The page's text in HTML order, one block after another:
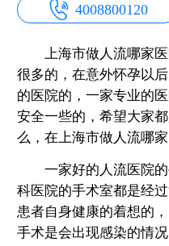
4008800120
上海市做人流哪家医
很多的，在意外怀孕以
的医院的，一家专业的
安全一些的，希望大家
么，在上海市做人流哪
一家好的人流医院的
科医院的手术室都是经
患者自身健康的着想的
手术是会出现感染的情况